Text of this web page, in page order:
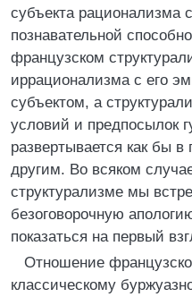
субъекта рационализма
познавательной
французском
иррационализма с его
субъектом, а
условий и предпосылок
развертывается как бы
другим. Во всяком
структурализме мы
безоговорочную
показаться на первый
Отношение
классическому